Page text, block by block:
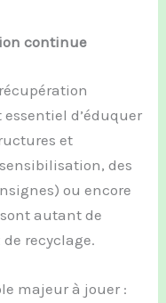
continue
d’éduquer
et
des
ou encore
autant de
recyclage.
majeur à jouer :